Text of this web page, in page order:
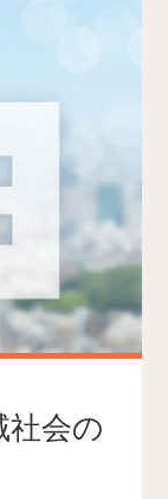
社会の